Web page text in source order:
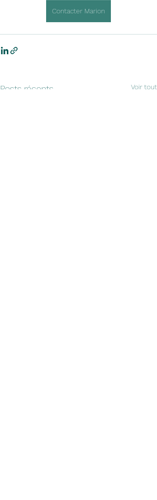
Contacter Marion
Posts récents Voir tout